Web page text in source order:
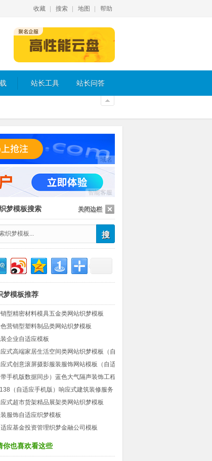
收藏 搜索 地图 帮助
站长工具 站长问答
域名
智能客服
关闭边栏
梦模板搜索
梦模板推荐
型精密材料模具五金类网站织梦模板
营销型塑料制品类网站织梦模板
企业自适应模板
式高端家居生活空间类网站织梦模板（自
）
式创意滚屏摄影服装服饰网站模板（自适
）带手机版数据同步）蓝色大气隔声装饰工程
司类网站织梦模板 营销型工程装饰网站源
载
（自适应手机版）响应式建筑装修服务
网站织梦模板 HTML5建筑行业企业网站
下载
式超市货架精品展架类网站织梦模板
服饰自适应织梦模板
应基金投资管理织梦金融公司模板
你也喜欢看这些